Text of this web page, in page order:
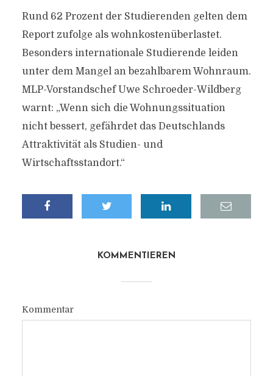
Rund 62 Prozent der Studierenden gelten dem
Report zufolge als wohnkostenüberlastet.
Besonders internationale Studierende leiden
unter dem Mangel an bezahlbarem Wohnraum.
MLP-Vorstandschef Uwe Schroeder-Wildberg
warnt: „Wenn sich die Wohnungssituation
nicht bessert, gefährdet das Deutschlands
Attraktivität als Studien- und
Wirtschaftsstandort.“
KOMMENTIEREN
Kommentar